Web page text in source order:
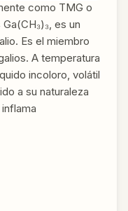
como TMG o
es un
Es el miembro
A temperatura
incoloro, volátil
a su naturaleza